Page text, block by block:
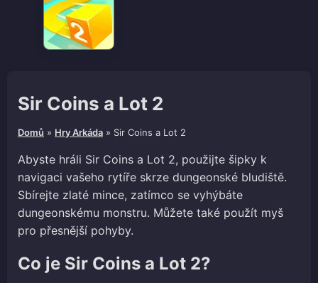
Sir Coins a Lot 2
Domů » Hry Arkáda » Sir Coins a Lot 2
Abyste hráli Sir Coins a Lot 2, použijte šipky k
navigaci vašeho rytíře skrze dungeonské bludiště.
Sbírejte zlaté mince, zatímco se vyhýbáte
dungeonskému monstru. Můžete také použít myš
pro přesnější pohyby.
Co je Sir Coins a Lot 2?